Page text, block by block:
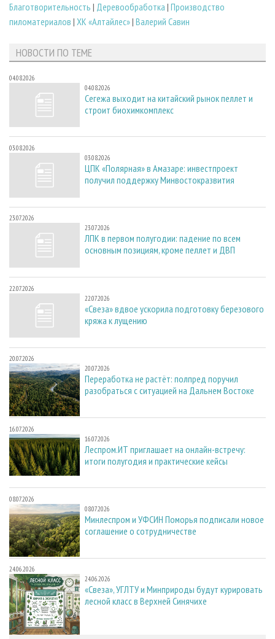
Благотворительность | Деревообработка | Производство
пиломатериалов | ХК «Алтайлес»| Валерий Савин
НОВОСТИ ПО ТЕМЕ
04.08.2026
04.08.2026
Сегежа выходит на китайский рынок пеллет и
строит биохимкомплекс
03.08.2026
03.08.2026
ЦПК «Полярная» в Амазаре: инвестпроект
получил поддержку Минвостокразвития
23.07.2026
23.07.2026
ЛПК в первом полугодии: падение по всем
основным позициям, кроме пеллет и ДВП
22.07.2026
22.07.2026
«Свеза» вдвое ускорила подготовку березового
кряжа к лущению
20.07.2026
20.07.2026
Переработка не растёт: полпред поручил
разобраться с ситуацией на Дальнем Востоке
16.07.2026
16.07.2026
Леспром.ИТ приглашает на онлайн-встречу:
итоги полугодия и практические кейсы
08.07.2026
08.07.2026
Минлеспром и УФСИН Поморья подписали новое
соглашение о сотрудничестве
24.06.2026
24.06.2026
«Свеза», УГЛТУ и Минприроды будут курировать
лесной класс в Верхней Синячихе